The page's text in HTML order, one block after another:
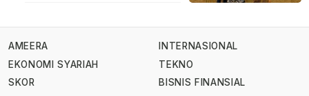
AMEERA
EKONOMI SYARIAH
SKOR
INTERNASIONAL
TEKNO
BISNIS FINANSIAL